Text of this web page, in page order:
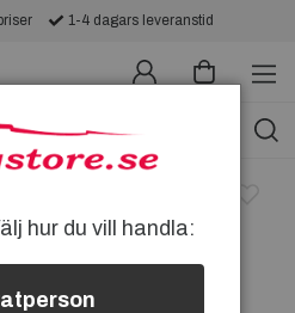
1-4 dagars leveranstid
hur du vill handla: